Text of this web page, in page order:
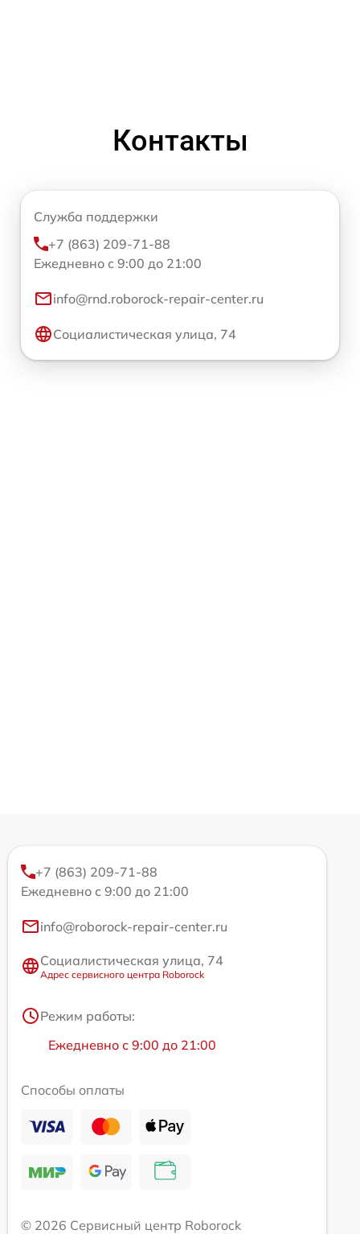
Контакты
Служба поддержки
+7 (863) 209-71-88
Ежедневно с 9:00 до 21:00
info@rnd.roborock-repair-center.ru
Социалистическая улица, 74
+7 (863) 209-71-88
Ежедневно с 9:00 до 21:00
info@roborock-repair-center.ru
Социалистическая улица, 74
Адрес сервисного центра Roborock
Режим работы:
Ежедневно с 9:00 до 21:00
Способы оплаты
© 2026 Сервисный центр Roborock